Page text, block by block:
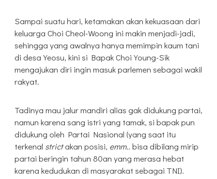
Sampai suatu hari, ketamakan akan kekuasaan dari
keluarga Choi Cheol-Woong ini makin menjadi-jadi,
sehingga yang awalnya hanya memimpin kaum tani
di desa Yeosu, kini si Bapak Choi Young-Sik
mengajukan diri ingin masuk parlemen sebagai wakil
rakyat.
Tadinya mau jalur mandiri alias gak didukung partai,
namun karena sang istri yang tamak, si bapak pun
didukung oleh Partai Nasional (yang saat itu
terkenal strictakan posisi, emm.. bisa dibilang mirip
partai beringin tahun 80an yang merasa hebat
karena kedudukan di masyarakat sebagai TNI).